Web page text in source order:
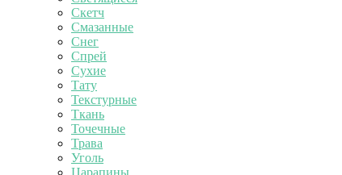
Скетч
Смазанные
Снег
Спрей
Сухие
Тату
Текстурные
Ткань
Точечные
Трава
Уголь
Царапины